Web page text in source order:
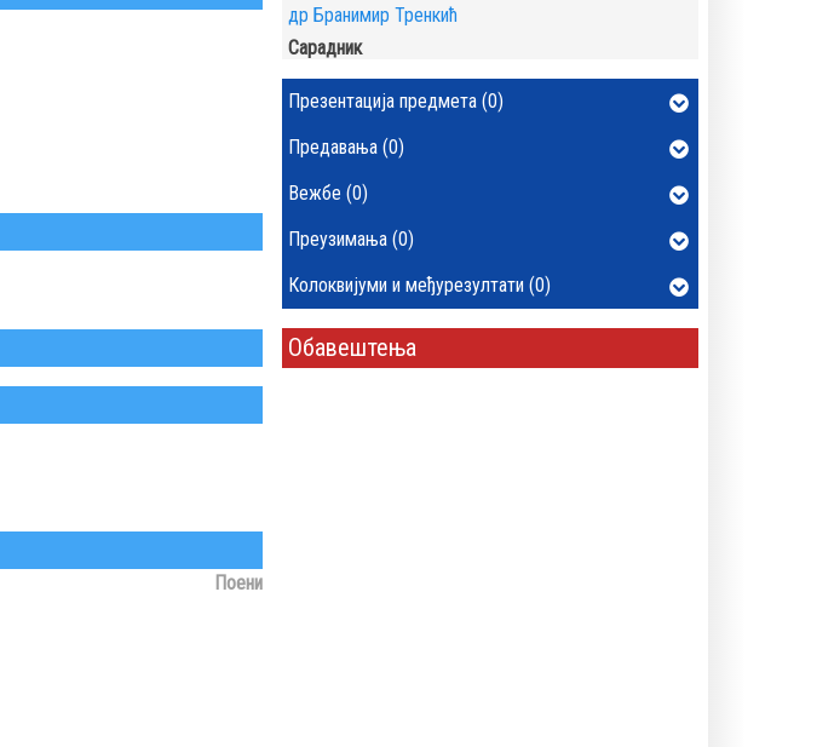
Поени
др Бранимир Тренкић
Сарадник
Презентација предмета (0)
Предавања (0)
Вежбе (0)
Преузимања (0)
Колоквијуми и међурезултати (0)
Обавештења